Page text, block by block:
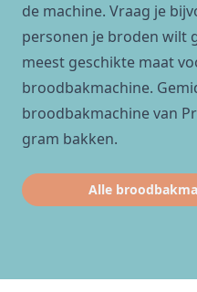
de machine. Vraag je
personen je broden wilt
meest geschikte maat
broodbakmachine.
broodbakmachine van
gram bakken.
Alle